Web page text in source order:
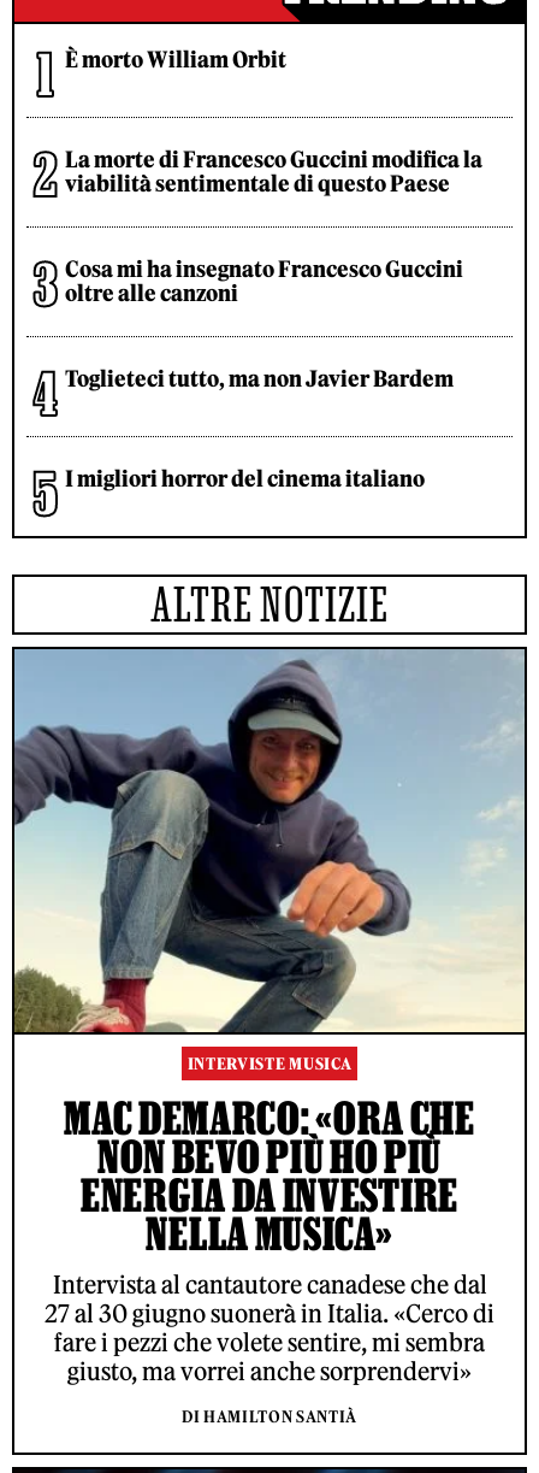
È morto William Orbit
La morte di Francesco Guccini modifica la
viabilità sentimentale di questo Paese
Cosa mi ha insegnato Francesco Guccini
oltre alle canzoni
Toglieteci tutto, ma non Javier Bardem
I migliori horror del cinema italiano
ALTRE NOTIZIE
INTERVISTE MUSICA
MAC DEMARCO: «ORA CHE
NON BEVO PIÙ HO PIÙ
ENERGIA DA INVESTIRE
NELLA MUSICA»
Intervista al cantautore canadese che dal
27 al 30 giugno suonerà in Italia. «Cerco di
fare i pezzi che volete sentire, mi sembra
giusto, ma vorrei anche sorprendervi»
DI HAMILTON SANTIÀ